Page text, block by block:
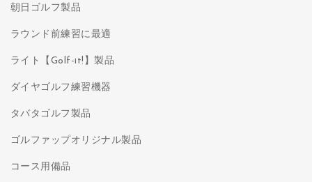
朝日ゴルフ製品
ラウンド前練習に最適
ライト【Golf-it!】製品
ダイヤゴルフ練習機器
タバタゴルフ製品
ゴルファップオリジナル製品
コース用備品